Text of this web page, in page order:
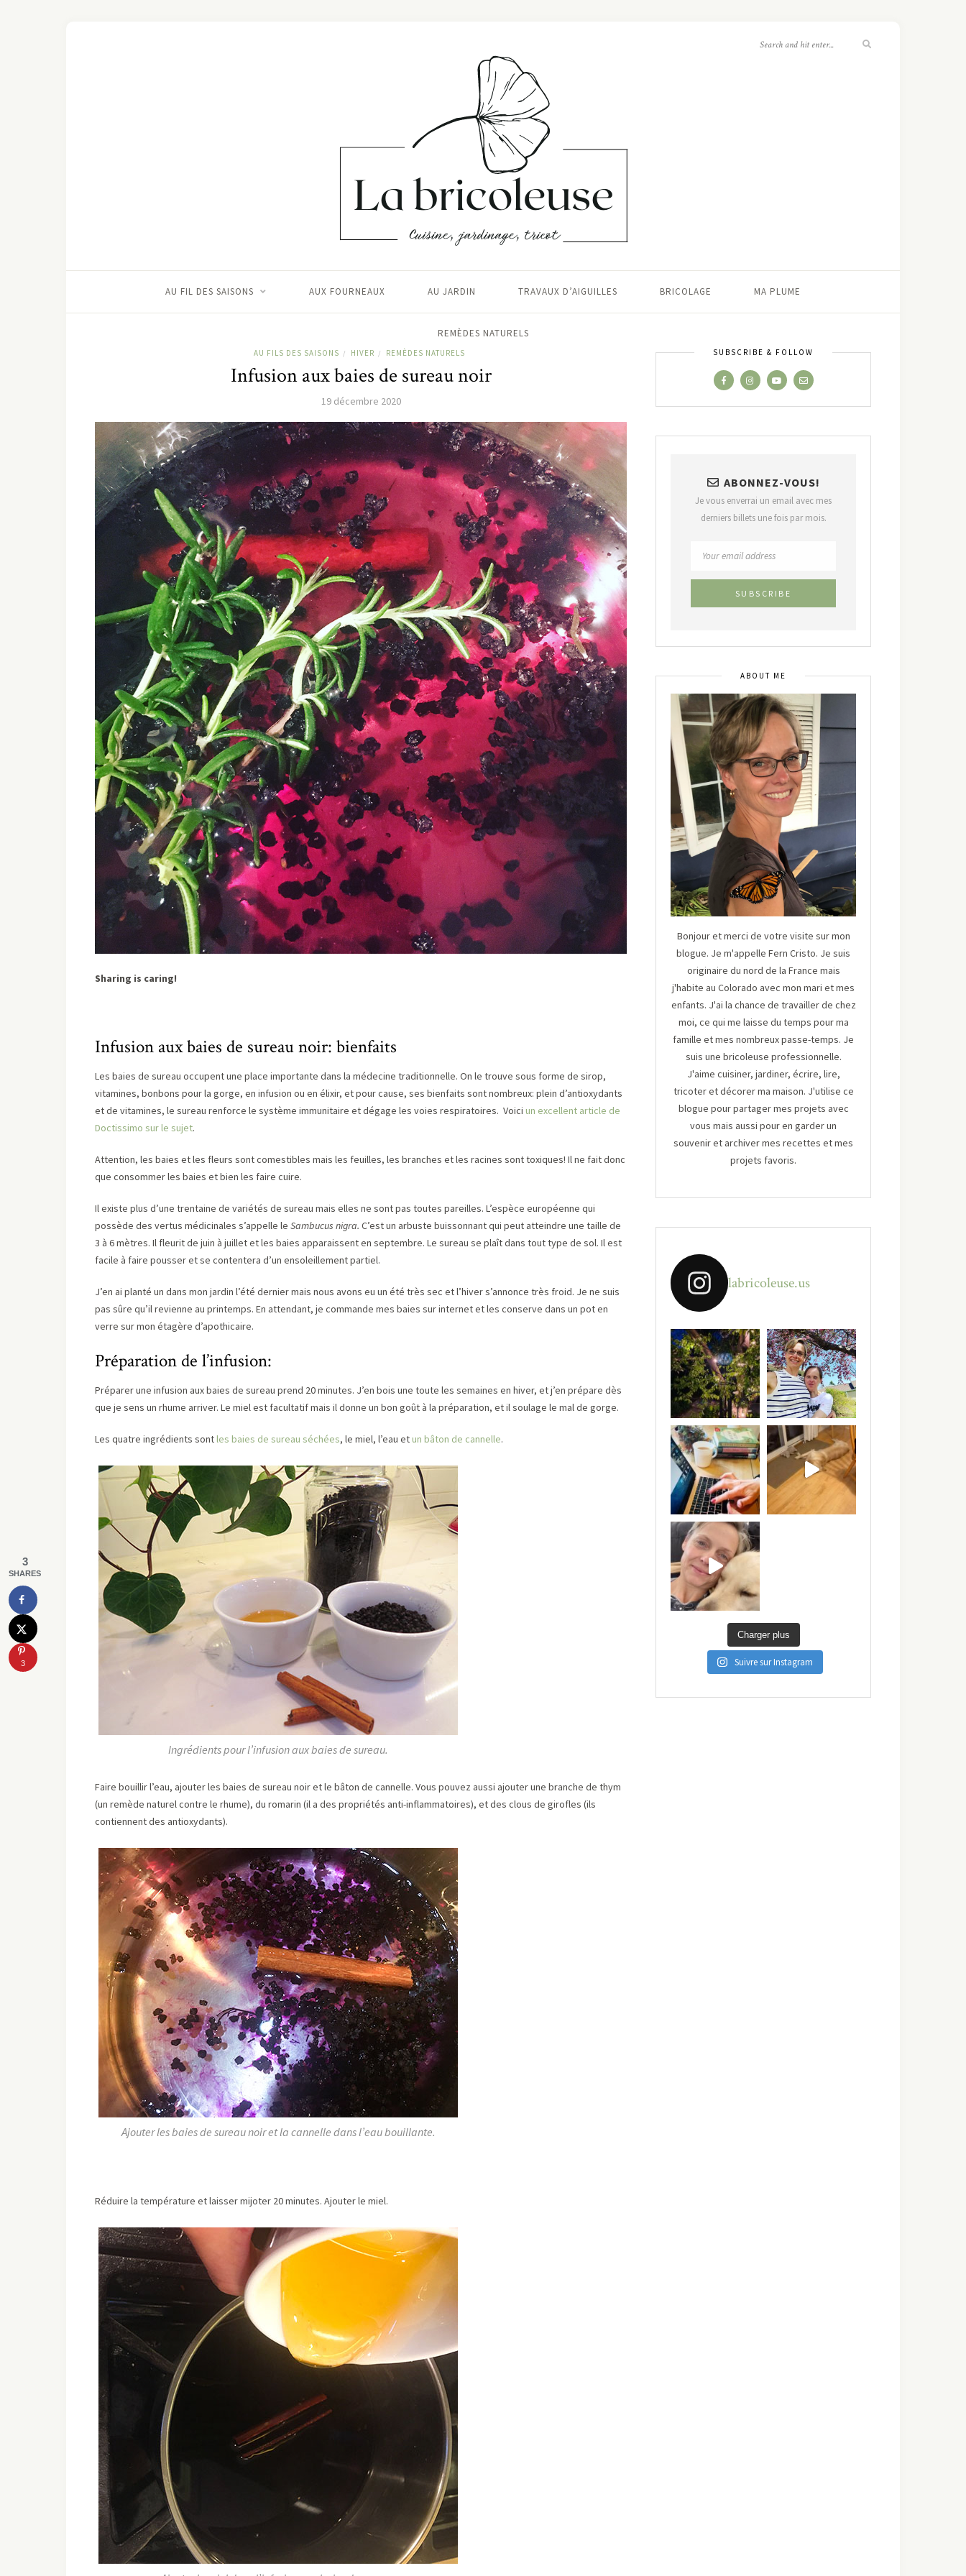
AU FIL DES SAISONS AUX FOURNEAUX AU JARDIN TRAVAUX D’AIGUILLES BRICOLAGE MA PLUME
REMÈDES NATURELS
AU FILS DES SAISONS / HIVER / REMÈDES NATURELS
Infusion aux baies de sureau noir
19 décembre 2020
Sharing is caring!
Infusion aux baies de sureau noir: bienfaits
Les baies de sureau occupent une place importante dans la médecine traditionnelle. On le trouve sous forme de sirop,
vitamines, bonbons pour la gorge, en infusion ou en élixir, et pour cause, ses bienfaits sont nombreux: plein d’antioxydants
et de vitamines, le sureau renforce le système immunitaire et dégage les voies respiratoires. Voici un excellent article de
Doctissimo sur le sujet.
Attention, les baies et les fleurs sont comestibles mais les feuilles, les branches et les racines sont toxiques! Il ne fait donc
que consommer les baies et bien les faire cuire.
Il existe plus d’une trentaine de variétés de sureau mais elles ne sont pas toutes pareilles. L’espèce européenne qui
possède des vertus médicinales s’appelle le Sambucus nigra. C’est un arbuste buissonnant qui peut atteindre une taille de
3 à 6 mètres. Il fleurit de juin à juillet et les baies apparaissent en septembre. Le sureau se plaît dans tout type de sol. Il est
facile à faire pousser et se contentera d’un ensoleillement partiel.
J’en ai planté un dans mon jardin l’été dernier mais nous avons eu un été très sec et l’hiver s’annonce très froid. Je ne suis
pas sûre qu’il revienne au printemps. En attendant, je commande mes baies sur internet et les conserve dans un pot en
verre sur mon étagère d’apothicaire.
Préparation de l’infusion:
Préparer une infusion aux baies de sureau prend 20 minutes. J’en bois une toute les semaines en hiver, et j’en prépare dès
que je sens un rhume arriver. Le miel est facultatif mais il donne un bon goût à la préparation, et il soulage le mal de gorge.
Les quatre ingrédients sontles baies de sureau séchées, le miel, l’eau etun bâton de cannelle.
Ingrédients pour l’infusion aux baies de sureau.
Faire bouillir l’eau, ajouter les baies de sureau noir et le bâton de cannelle. Vous pouvez aussi ajouter une branche de thym
(un remède naturel contre le rhume), du romarin (il a des propriétés anti-inflammatoires), et des clous de girofles (ils
contiennent des antioxydants).
Ajouter les baies de sureau noir et la cannelle dans l’eau bouillante.
Réduire la température et laisser mijoter 20 minutes. Ajouter le miel.
SUBSCRIBE & FOLLOW
ABONNEZ-VOUS!
Je vous enverrai un email avec mes
derniers billets une fois par mois.
ABOUT ME
Bonjour et merci de votre visite sur mon
blogue. Je m'appelle Fern Cristo. Je suis
originaire du nord de la France mais
j'habite au Colorado avec mon mari et mes
enfants. J'ai la chance de travailler de chez
moi, ce qui me laisse du temps pour ma
famille et mes nombreux passe-temps. Je
suis une bricoleuse professionnelle.
J'aime cuisiner, jardiner, écrire, lire,
tricoter et décorer ma maison. J'utilise ce
blogue pour partager mes projets avec
vous mais aussi pour en garder un
souvenir et archiver mes recettes et mes
projets favoris.
labricoleuse.us
Charger plus
Suivre sur Instagram
3
SHARES
3